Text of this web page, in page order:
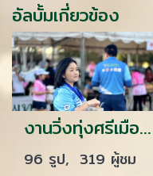
อัลบั้มเกี่ยวข้อง
งานวิ่งทุ่งศรีเมือง2568
96 รูป, 319 ผู้ชม